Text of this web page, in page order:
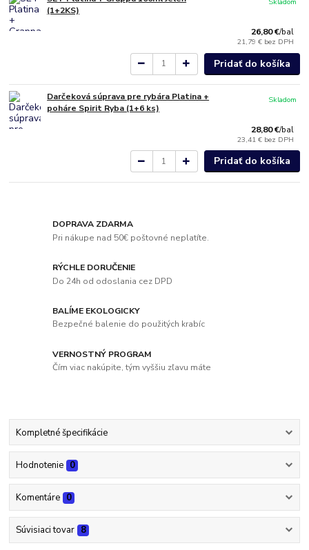
(1+2KS)
26,80 €/bal
21,79 € bez DPH
Pridať do košíka
Darčeková súprava pre rybára Platina +
poháre Spirit Ryba (1+6 ks)
28,80 €/bal
23,41 € bez DPH
Skladom
Pridať do košíka
DOPRAVA ZDARMA
Pri nákupe nad 50€ poštovné neplatíte.
RÝCHLE DORUČENIE
Do 24h od odoslania cez DPD
BALÍME EKOLOGICKY
Bezpečné balenie do použitých krabíc
VERNOSTNÝ PROGRAM
Čím viac nakúpite, tým vyššiu zľavu máte
Kompletné špecifikácie
Hodnotenie 0
Komentáre 0
Súvisiaci tovar 8